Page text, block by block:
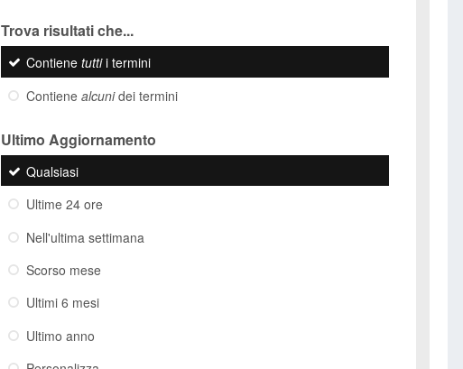
Trova risultati che...
Contiene tuttii termini
Contiene alcunidei termini
Ultimo Aggiornamento
Qualsiasi
Ultime 24 ore
Nell'ultima settimana
Scorso mese
Ultimi 6 mesi
Ultimo anno